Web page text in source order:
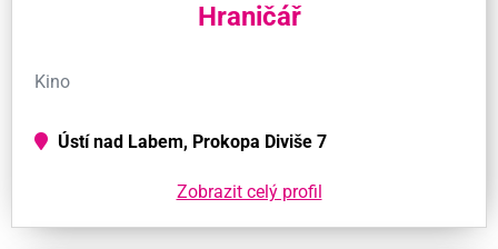
Hraničář
Kino
Ústí nad Labem, Prokopa Diviše 7
Zobrazit celý profil